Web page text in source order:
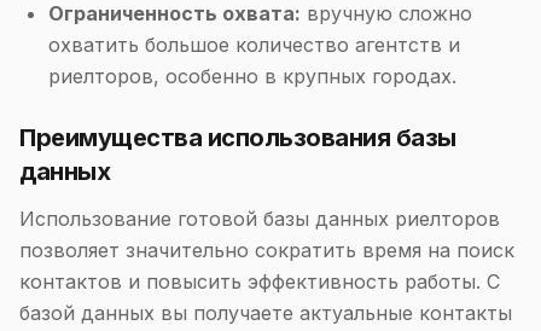
Ограниченность охвата: вручную сложно
охватить большое количество агентств и
риелторов, особенно в крупных городах.
Преимущества использования базы
данных
Использование готовой базы данных риелторов
позволяет значительно сократить время на поиск
контактов и повысить эффективность работы. С
базой данных вы получаете актуальные контакты